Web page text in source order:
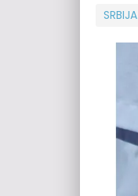
SRBIJA